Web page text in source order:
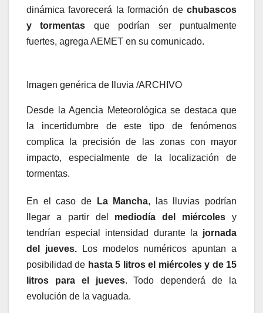
dinámica favorecerá la formación de chubascos
y tormentas que podrían ser puntualmente
fuertes, agrega AEMET en su comunicado.
Imagen genérica de lluvia /ARCHIVO
Desde la Agencia Meteorológica se destaca que
la incertidumbre de este tipo de fenómenos
complica la precisión de las zonas con mayor
impacto, especialmente de la localización de
tormentas.
En el caso deLa Mancha, las lluvias podrían
llegar a partir del mediodía del miércoles y
tendrían especial intensidad durante la jornada
del jueves.Los modelos numéricos apuntan a
posibilidad de hasta 5 litros el miércoles y de 15
litros para el jueves. Todo dependerá de la
evolución de la vaguada.